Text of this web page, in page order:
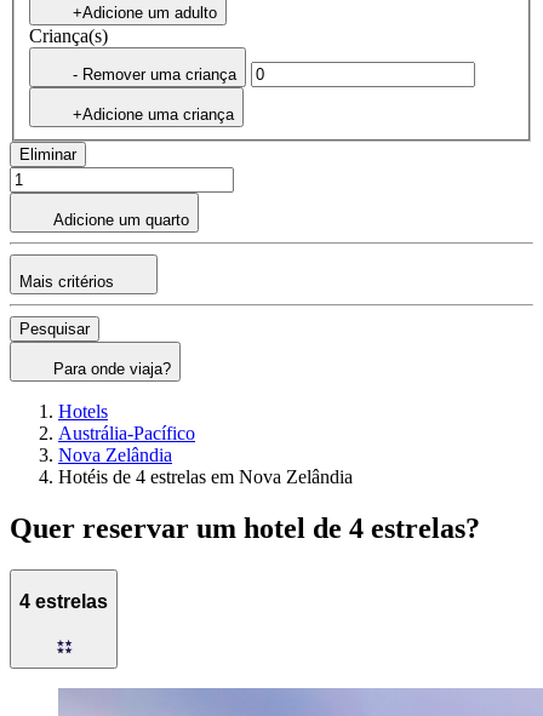
+Adicione um adulto
Criança(s)
- Remover uma criança
+Adicione uma criança
Eliminar
Adicione um quarto
Mais critérios
Pesquisar
Para onde viaja?
Hotels
Austrália-Pacífico
Nova Zelândia
Hotéis de 4 estrelas em Nova Zelândia
Quer reservar um hotel de 4 estrelas?
4 estrelas